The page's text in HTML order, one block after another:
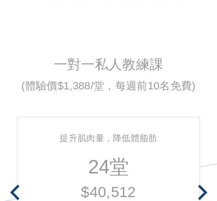
一對一私人教練課
(體驗價$1,388/堂，每週前10名免費)
提升肌肉量，降低體脂肪
24堂
$40,512